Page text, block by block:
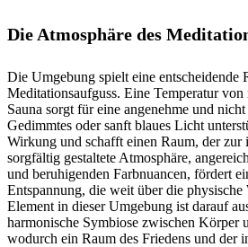
Die Atmosphäre des
Die Umgebung spielt eine entscheidende
Meditationsaufguss. Eine Temperatur
Sauna sorgt für eine angenehme und
Gedimmtes oder sanft blaues Licht
Wirkung und schafft einen Raum, der zur
sorgfältig gestaltete Atmosphäre,
und beruhigenden Farbnuancen, fördert
Entspannung, die weit über die physische
Element in dieser Umgebung ist darauf
harmonische Symbiose zwischen Körper
wodurch ein Raum des Friedens und der